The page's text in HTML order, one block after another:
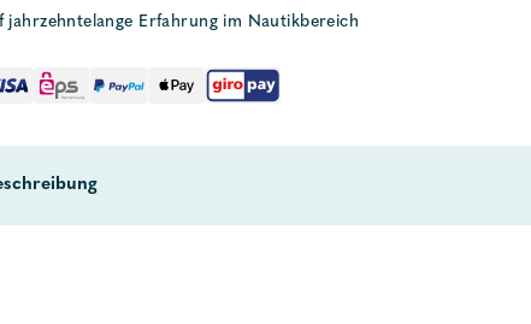
jahrzehntelange Erfahrung im Nautikbereich